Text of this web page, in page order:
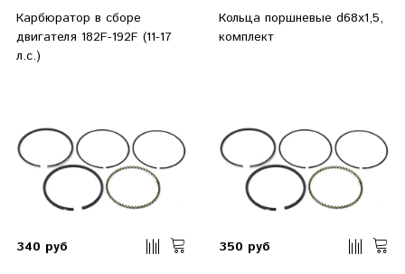
Карбюратор в сборе
двигателя 182F-192F (11-17
л.с.)
Кольца поршневые d68х1,5,
комплект
340 руб 350 руб